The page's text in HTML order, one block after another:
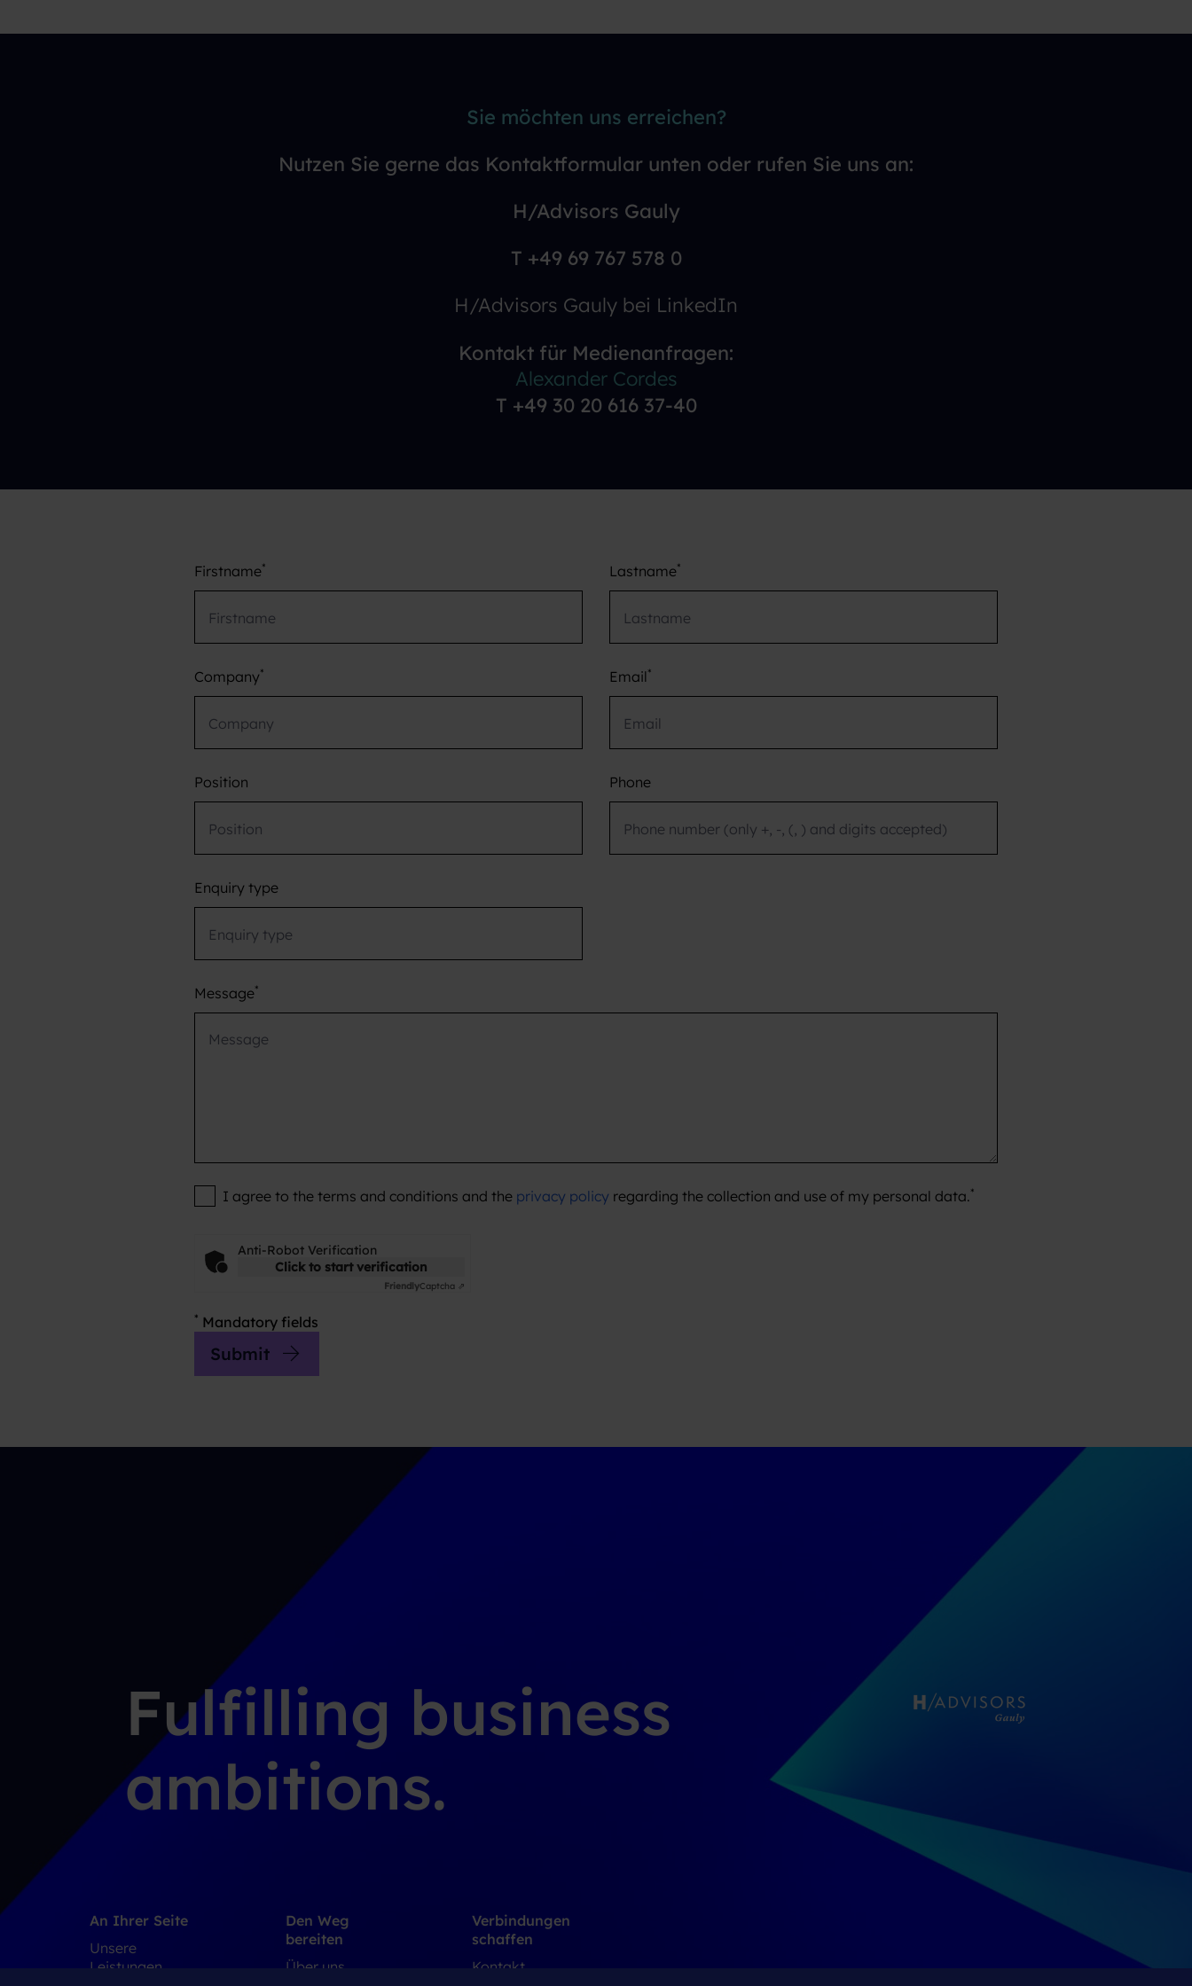
Sie möchten uns erreichen?
Nutzen Sie gerne das Kontaktformular unten oder rufen Sie uns an:
H/Advisors Gauly
T +49 69 767 578 0
H/Advisors Gauly bei LinkedIn
Kontakt für Medienanfragen:
Alexander Cordes
T +49 30 20 616 37-40
Firstname* Lastname*
Company* Email*
Position Phone
Enquiry type
Message*
I agree to the terms and conditions and the privacy policy regarding the collection and use of my personal data.*
Anti-Robot Verification
Click to start verification
FriendlyCaptcha ⇗
* Mandatory fields
Submit
Fulfilling business
ambitions.
An Ihrer Seite
Unsere
Leistungen
Den Weg
bereiten
Über uns
Verbindungen
schaffen
Kontakt